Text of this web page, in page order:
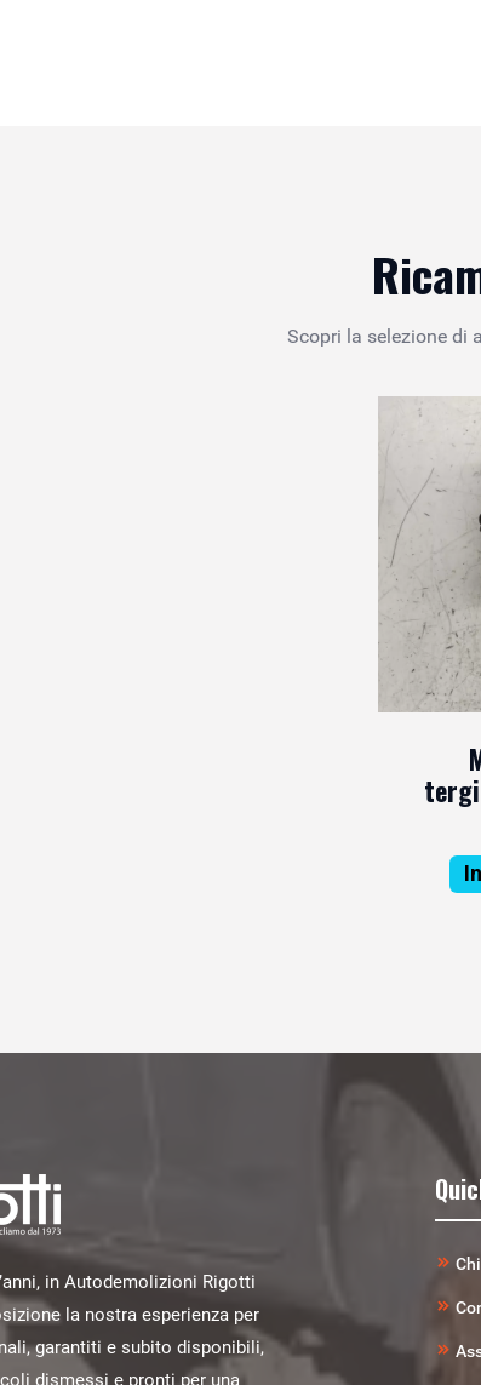
Scopri la selezione di
in Autodemolizioni Rigotti
la nostra esperienza per
garantiti e subito disponibili,
dismessi e pronti per una